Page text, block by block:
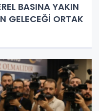
BASINA YAKIN
GELECEĞİ ORTAK